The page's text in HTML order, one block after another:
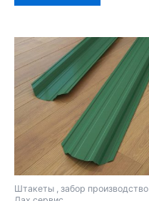
Штакеты , забор производство